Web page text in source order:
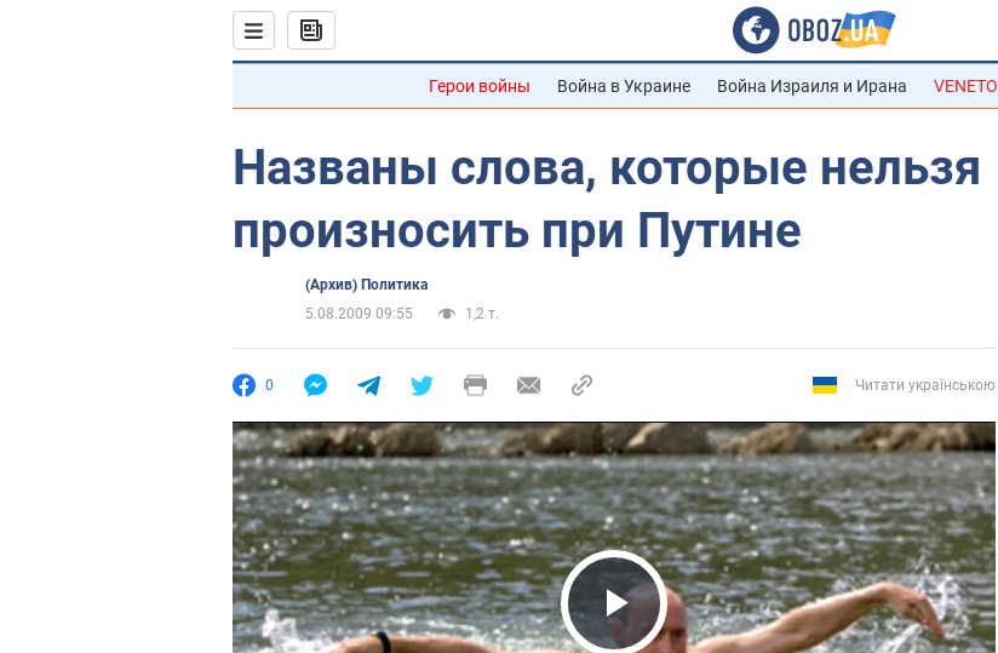
Герои войны Война в Украине Война Израиля и Ирана VENETO
Названы слова, которые нельзя
произносить при Путине
(Архив) Политика
5.08.2009 09:55
1,2 т.
0 Читати українською